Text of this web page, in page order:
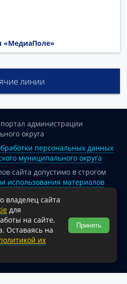
«МедиаПоле»
линии
администрации
округа
персональных данных
муниципального округа
сайта допустимо в строгом
использования материалов
информации ссылка
Интернет обязательна
официальный интернет-портал
муниципального округа.
владелец сайта
для
на сайте,
Оставаясь на
их
Принять